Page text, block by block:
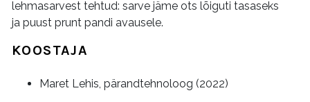
lehmasarvest tehtud: sarve jäme ots lõiguti tasaseks
ja puust prunt pandi avausele.
KOOSTAJA
Maret Lehis, pärandtehnoloog (2022)